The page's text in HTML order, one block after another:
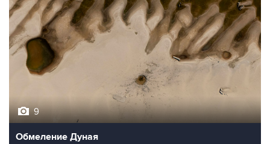
9
Обмеление Дуная